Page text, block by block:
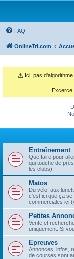
FAQ
OnlineTri.com
⚠️ Ici, pas
Excerce
Entraînement
Que faire pour
qui touche de
les clubs).
Matos
Du vélo, aux
c'est ici que ça se
commerciales ici
Petites
Vente et
uniquement. Si
Epreuves
Annonces, infos,
de courses sont